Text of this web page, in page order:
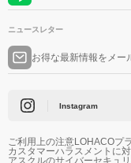
ニュースレター
お得な最新情報をメー
Instagram
ご利用上の注意LOHACOプ
カスタマーハラスメントに